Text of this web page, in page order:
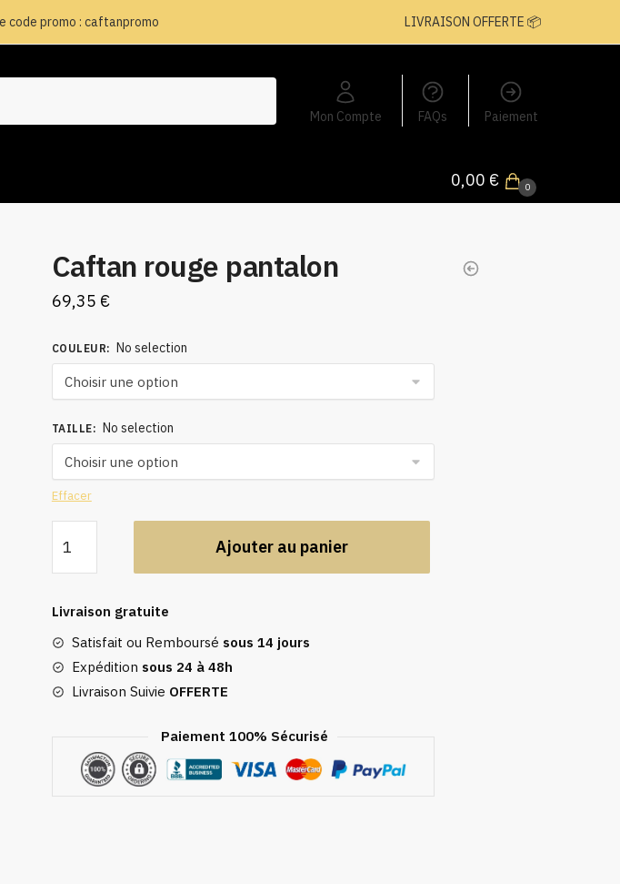
code promo : caftanpromo LIVRAISON OFFERTE 📦
Mon Compte FAQs Paiement
0,00 € 0
Caftan rouge pantalon
69,35 €
COULEUR: No selection
TAILLE: No selection
Effacer
de
Caftan
pantalon
Ajouter au panier
Livraison gratuite
Satisfait ou Remboursé sous 14 jours
Expédition sous 24 à 48h
Livraison Suivie OFFERTE
Paiement 100% Sécurisé